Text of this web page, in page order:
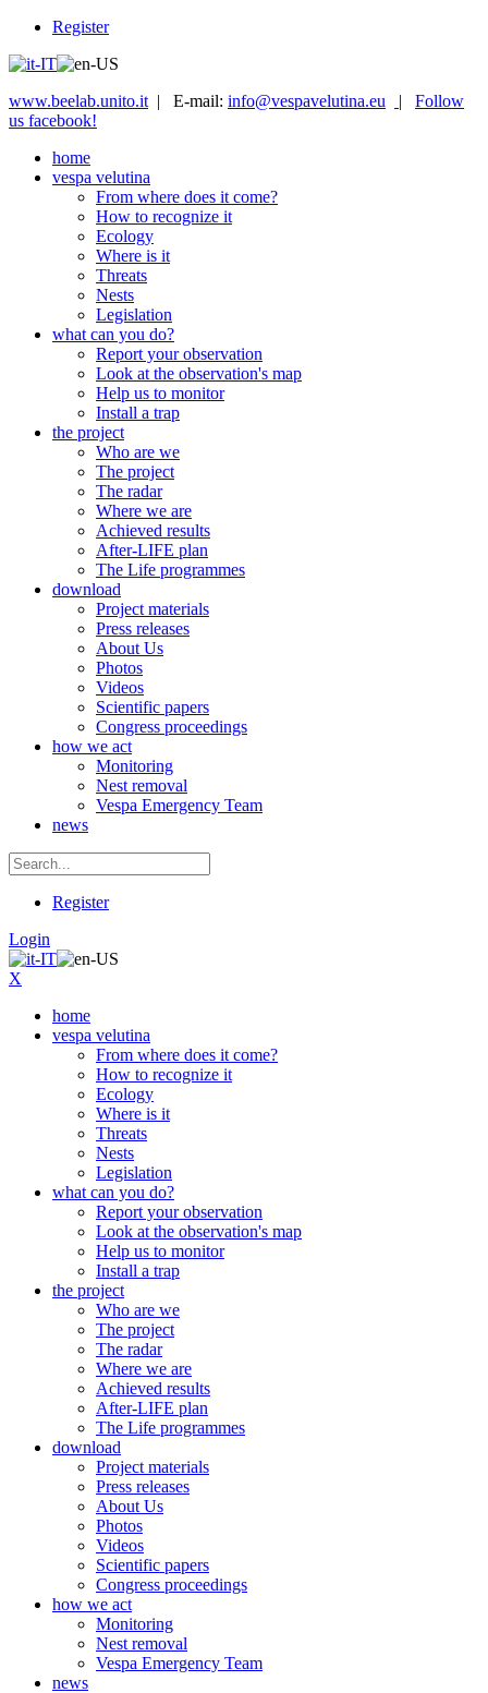
Register
www.beelab.unito.it | E-mail: info@vespavelutina.eu | Follow
us facebook!
home
vespa velutina
From where does it come?
How to recognize it
Ecology
Where is it
Threats
Nests
Legislation
what can you do?
Report your observation
Look at the observation's map
Help us to monitor
Install a trap
the project
Who are we
The project
The radar
Where we are
Achieved results
After-LIFE plan
The Life programmes
download
Project materials
Press releases
About Us
Photos
Videos
Scientific papers
Congress proceedings
how we act
Monitoring
Nest removal
Vespa Emergency Team
news
Register
Login
X
home
vespa velutina
From where does it come?
How to recognize it
Ecology
Where is it
Threats
Nests
Legislation
what can you do?
Report your observation
Look at the observation's map
Help us to monitor
Install a trap
the project
Who are we
The project
The radar
Where we are
Achieved results
After-LIFE plan
The Life programmes
download
Project materials
Press releases
About Us
Photos
Videos
Scientific papers
Congress proceedings
how we act
Monitoring
Nest removal
Vespa Emergency Team
news